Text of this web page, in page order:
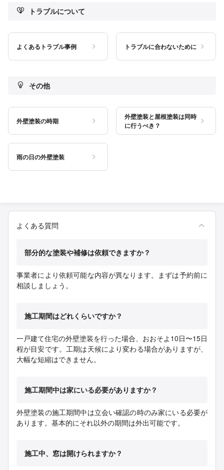
トラブルについて
よくあるトラブル事例 トラブルに合わないために
その他
外壁塗装の時期
外壁塗装と屋根塗装は同時
に行うべき？
雨の日の外壁塗装
よくある質問
部分的な塗装や補修は依頼できますか？
事業者により依頼可能な内容が異なります。まずは予約前に
相談しましょう。
施工期間はどれくらいですか？
一戸建て住宅の外壁塗装を行った場合、おおそよ10日〜15日
程が目安です。工期は天候により変わる場合がありますが、
大幅な短縮はできません。
施工期間中は家にいる必要がありますか？
外壁塗装の施工期間中は立会い確認の時のみ家にいる必要が
あります。基本的にそれ以外の期間は外出可能です。
施工中、窓は開けられますか？